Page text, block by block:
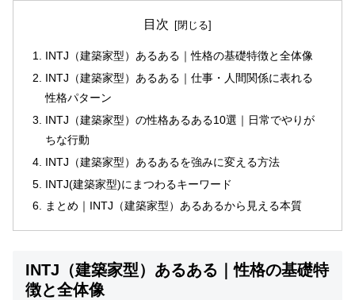
目次
INTJ（建築家型）あるある｜性格の基礎特徴と全体像
INTJ（建築家型）あるある｜仕事・人間関係に表れる
性格パターン
INTJ（建築家型）の性格あるある10選｜日常でやりが
ちな行動
INTJ（建築家型）あるあるを強みに変える方法
INTJ(建築家型)にまつわるキーワード
まとめ｜INTJ（建築家型）あるあるから見える本質
INTJ（建築家型）あるある｜性格の基礎特
徴と全体像